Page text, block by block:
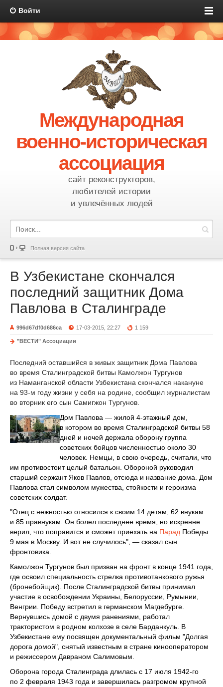
Войти
Международная
военно-историческая
ассоциация
сайт реконструкторов,
любителей истории
и увлечённых людей
Полная версия сайта
В Узбекистане скончался
последний защитник Дома
Павлова в Сталинграде
996d67df0d686ca 17-03-2015, 22:27 1 159
"ВЕСТИ" Ассоциации
Последний оставшийся в живых защитник Дома Павлова
во время Сталинградской битвы Камолжон Тургунов
из Наманганской области Узбекистана скончался накануне
на 93-м году жизни у себя на родине, сообщил журналистам
во вторник его сын Самигжон Тургунов.
Дом Павлова — жилой 4-этажный дом,
в котором во время Сталинградской битвы 58
дней и ночей держала оборону группа
советских бойцов численностью около 30
человек. Немцы, в свою очередь, считали, что
им противостоит целый батальон. Обороной руководил
старший сержант Яков Павлов, отсюда и название дома. Дом
Павлова стал символом мужества, стойкости и героизма
советских солдат.
"Отец с нежностью относился к своим 14 детям, 62 внукам
и 85 правнукам. Он болел последнее время, но искренне
верил, что поправится и сможет приехать на Парад Победы
9 мая в Москву. И вот не случилось", — сказал сын
фронтовика.
Камолжон Тургунов был призван на фронт в конце 1941 года,
где освоил специальность стрелка противотанкового ружья
(бронебойщик). После Сталинградской битвы принимал
участие в освобождении Украины, Белоруссии, Румынии,
Венгрии. Победу встретил в германском Магдебурге.
Вернувшись домой с двумя ранениями, работал
трактористом в родном колхозе в селе Барданкуль. В
Узбекистане ему посвящен документальный фильм "Долгая
дорога домой", снятый известным в стране кинооператором
и режиссером Давраном Салимовым.
Оборона города Сталинграда длилась с 17 июля 1942-го
по 2 февраля 1943 года и завершилась разгромом крупной